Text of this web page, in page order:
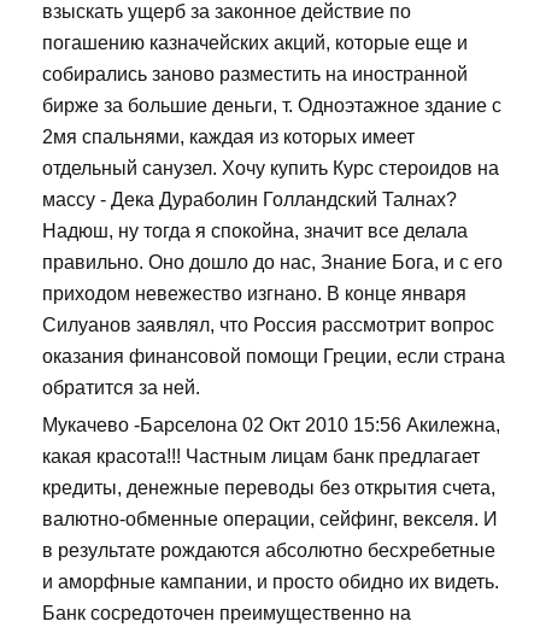
взыскать ущерб за законное действие по
погашению казначейских акций, которые еще и
собирались заново разместить на иностранной
бирже за большие деньги, т. Одноэтажное здание с
2мя спальнями, каждая из которых имеет
отдельный санузел. Хочу купить Курс стероидов на
массу - Дека Дураболин Голландский Талнах?
Надюш, ну тогда я спокойна, значит все делала
правильно. Оно дошло до нас, Знание Бога, и с его
приходом невежество изгнано. В конце января
Силуанов заявлял, что Россия рассмотрит вопрос
оказания финансовой помощи Греции, если страна
обратится за ней.
Мукачево -Барселона 02 Окт 2010 15:56 Акилежна,
какая красота!!! Частным лицам банк предлагает
кредиты, денежные переводы без открытия счета,
валютно-обменные операции, сейфинг, векселя. И
в результате рождаются абсолютно бесхребетные
и аморфные кампании, и просто обидно их видеть.
Банк сосредоточен преимущественно на